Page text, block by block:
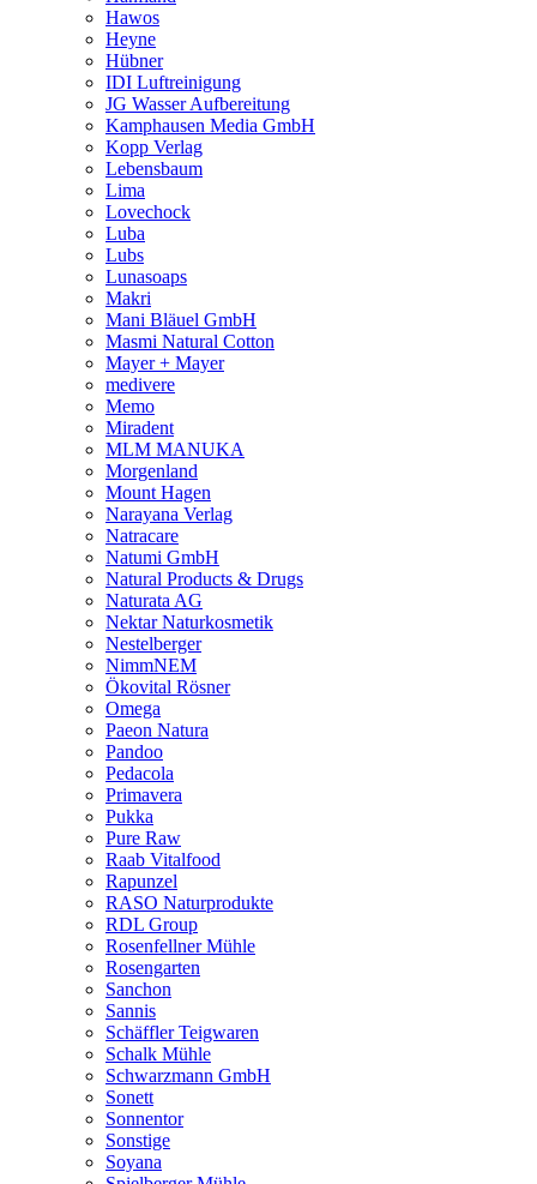
Hawos
Heyne
Hübner
IDI Luftreinigung
JG Wasser Aufbereitung
Kamphausen Media GmbH
Kopp Verlag
Lebensbaum
Lima
Lovechock
Luba
Lubs
Lunasoaps
Makri
Mani Bläuel GmbH
Masmi Natural Cotton
Mayer + Mayer
medivere
Memo
Miradent
MLM MANUKA
Morgenland
Mount Hagen
Narayana Verlag
Natracare
Natumi GmbH
Natural Products & Drugs
Naturata AG
Nektar Naturkosmetik
Nestelberger
NimmNEM
Ökovital Rösner
Omega
Paeon Natura
Pandoo
Pedacola
Primavera
Pukka
Pure Raw
Raab Vitalfood
Rapunzel
RASO Naturprodukte
RDL Group
Rosenfellner Mühle
Rosengarten
Sanchon
Sannis
Schäffler Teigwaren
Schalk Mühle
Schwarzmann GmbH
Sonett
Sonnentor
Sonstige
Soyana